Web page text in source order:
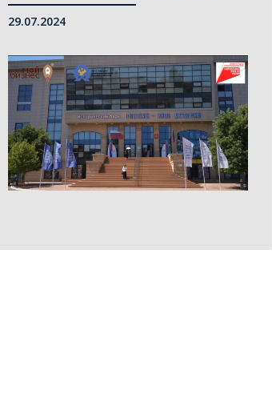
29.07.2024